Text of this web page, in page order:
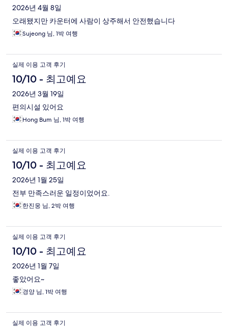
2026년 4월 8일
오래됐지만 카운터에 사람이 상주해서 안전했습니다
Sujeong 님, 1박 여행
실제 이용 고객 후기
10/10 - 최고예요
2026년 3월 19일
편의시설 있어요
Hong Bum 님, 1박 여행
실제 이용 고객 후기
10/10 - 최고예요
2026년 1월 25일
전부 만족스러운 일정이었어요.
한진웅 님, 2박 여행
실제 이용 고객 후기
10/10 - 최고예요
2026년 1월 7일
좋았어요~
경양 님, 1박 여행
실제 이용 고객 후기